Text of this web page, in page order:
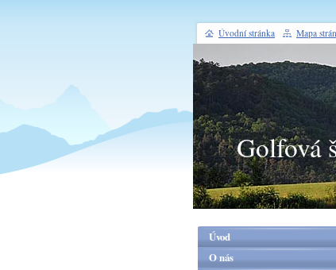
Golfová
Úvod
O nás
Úvodní stránka Mapa